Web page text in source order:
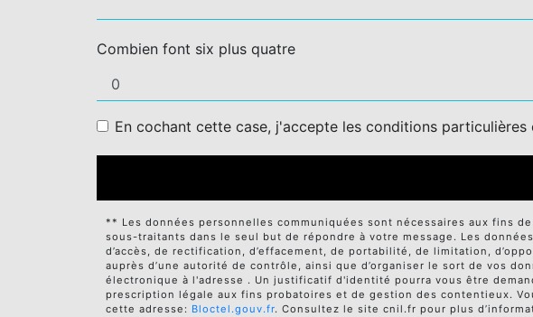
Combien font six plus quatre
En cochant cette case, j'accepte les conditions particulières
** Les données personnelles communiquées sont nécessaires aux fins
sous-traitants dans le seul but de répondre à votre message. Les
d’accès, de rectification, d’effacement, de portabilité, de limitation,
auprès d’une autorité de contrôle, ainsi que d’organiser le sort de vos
électronique à l'adresse . Un justificatif d'identité pourra vous être
prescription légale aux fins probatoires et de gestion des contentieux.
cette adresse: Bloctel.gouv.fr. Consultez le site cnil.fr pour plus